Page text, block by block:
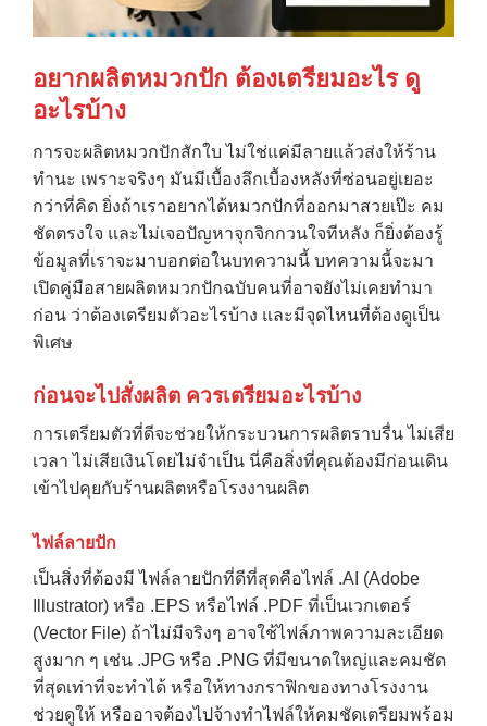
อยากผลิตหมวกปัก ต้องเตรียมอะไร ดู
อะไรบ้าง
การจะผลิตหมวกปักสักใบ ไม่ใช่แค่มีลายแล้วส่งให้ร้าน
ทำนะ เพราะจริงๆ มันมีเบื้องลึกเบื้องหลังที่ซ่อนอยู่เยอะ
กว่าที่คิด ยิ่งถ้าเราอยากได้หมวกปักที่ออกมาสวยเป๊ะ คม
ชัดตรงใจ และไม่เจอปัญหาจุกจิกกวนใจทีหลัง ก็ยิ่งต้องรู้
ข้อมูลที่เราจะมาบอกต่อในบทความนี้ บทความนี้จะมา
เปิดคู่มือสายผลิตหมวกปักฉบับคนที่อาจยังไม่เคยทำมา
ก่อน ว่าต้องเตรียมตัวอะไรบ้าง และมีจุดไหนที่ต้องดูเป็น
พิเศษ
ก่อนจะไปสั่งผลิต ควรเตรียมอะไรบ้าง
การเตรียมตัวที่ดีจะช่วยให้กระบวนการผลิตราบรื่น ไม่เสีย
เวลา ไม่เสียเงินโดยไม่จำเป็น นี่คือสิ่งที่คุณต้องมีก่อนเดิน
เข้าไปคุยกับร้านผลิตหรือโรงงานผลิต
ไฟล์ลายปัก
เป็นสิ่งที่ต้องมี ไฟล์ลายปักที่ดีที่สุดคือไฟล์ .AI (Adobe
Illustrator) หรือ .EPS หรือไฟล์ .PDF ที่เป็นเวกเตอร์
(Vector File) ถ้าไม่มีจริงๆ อาจใช้ไฟล์ภาพความละเอียด
สูงมาก ๆ เช่น .JPG หรือ .PNG ที่มีขนาดใหญ่และคมชัด
ที่สุดเท่าที่จะทำได้ หรือให้ทางกราฟิกของทางโรงงาน
ช่วยดูให้ หรืออาจต้องไปจ้างทำไฟล์ให้คมชัดเตรียมพร้อม